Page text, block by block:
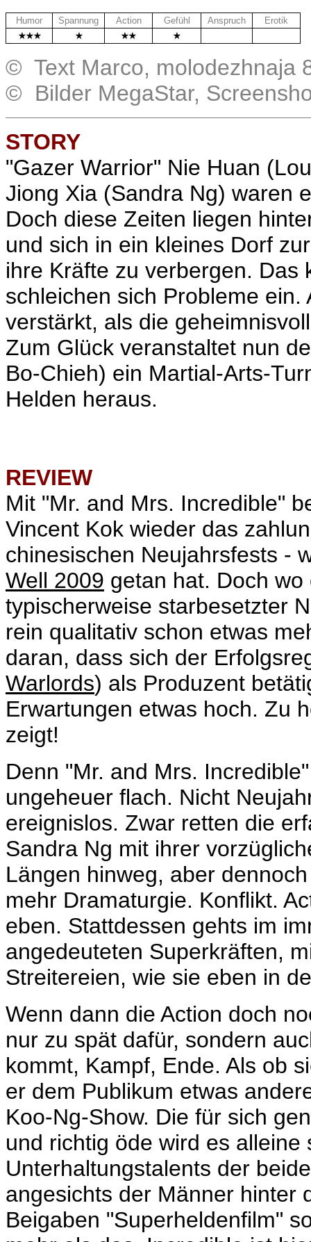
Humor Spannung Action Gefühl Anspruch
Erotik
© Text Marco, molodezhnaja
© Bilder MegaStar,
STORY
"Gazer Warrior" Nie Huan
Jiong Xia (Sandra Ng) waren
Doch diese Zeiten liegen
und sich in ein kleines Dorf
ihre Kräfte zu verbergen. Das
schleichen sich Probleme
verstärkt, als die
Zum Glück veranstaltet nun
Bo-Chieh) ein Martial-Arts-
Helden heraus.
REVIEW
Mit "Mr. and Mrs. Incredible"
Vincent Kok wieder das
chinesischen Neujahrsfests -
Well 2009 getan hat. Doch
typischerweise starbesetzter
rein qualitativ schon etwas
daran, dass sich der
Warlords) als Produzent
Erwartungen etwas hoch. Zu
zeigt!
Denn "Mr. and Mrs.
ungeheuer flach. Nicht
ereignislos. Zwar retten die
Sandra Ng mit ihrer
Längen hinweg, aber
mehr Dramaturgie. Konflikt.
eben. Stattdessen gehts im
angedeuteten Superkräften,
Streitereien, wie sie eben in
Wenn dann die Action doch
nur zu spät dafür, sondern
kommt, Kampf, Ende. Als ob
er dem Publikum etwas
Koo-Ng-Show. Die für sich
und richtig öde wird es alleine
Unterhaltungstalents der
angesichts der Männer hinter
Beigaben "Superheldenfilm"